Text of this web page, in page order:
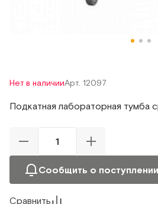
Нет в наличииАрт. 12097
Подкатная лабораторная
Сообщить о поступлении
Сравнить